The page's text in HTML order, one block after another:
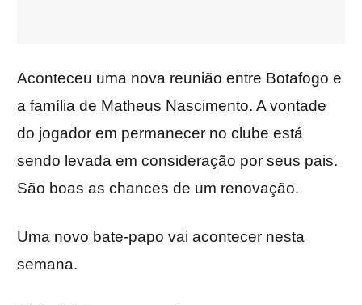
Aconteceu uma nova reunião entre Botafogo e
a família de Matheus Nascimento. A vontade
do jogador em permanecer no clube está
sendo levada em consideração por seus pais.
São boas as chances de um renovação.
Uma novo bate-papo vai acontecer nesta
semana.